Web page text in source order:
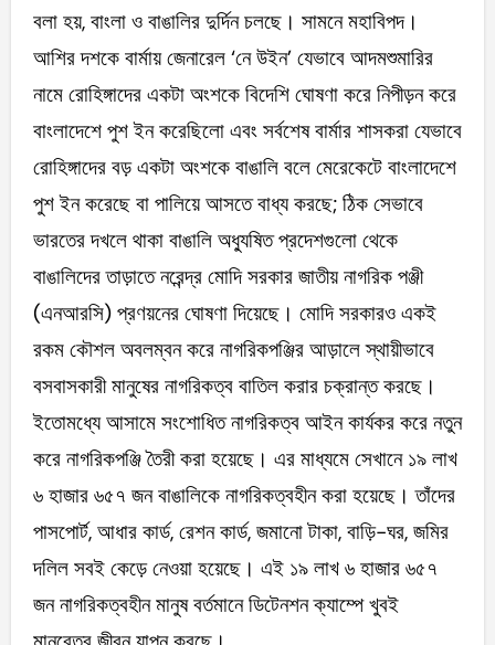
বলা হয়, বাংলা ও বাঙালির দুর্দিন চলছে। সামনে মহাবিপদ।
আশির দশকে বার্মায় জেনারেল ‘নে উইন’ যেভাবে আদমশুমারির
নামে রোহিঙ্গাদের একটা অংশকে বিদেশি ঘোষণা করে নিপীড়ন করে
বাংলাদেশে পুশ ইন করেছিলো এবং সর্বশেষ বার্মার শাসকরা যেভাবে
রোহিঙ্গাদের বড় একটা অংশকে বাঙালি বলে মেরেকেটে বাংলাদেশে
পুশ ইন করেছে বা পালিয়ে আসতে বাধ্য করছে; ঠিক সেভাবে
ভারতের দখলে থাকা বাঙালি অধ্যুষিত প্রদেশগুলো থেকে
বাঙালিদের তাড়াতে নরেন্দ্র মোদি সরকার জাতীয় নাগরিক পঞ্জী
(এনআরসি) প্রণয়নের ঘোষণা দিয়েছে। মোদি সরকারও একই
রকম কৌশল অবলম্বন করে নাগরিকপঞ্জির আড়ালে স্থায়ীভাবে
বসবাসকারী মানুষের নাগরিকত্ব বাতিল করার চক্রান্ত করছে।
ইতোমধ্যে আসামে সংশোধিত নাগরিকত্ব আইন কার্যকর করে নতুন
করে নাগরিকপঞ্জি তৈরী করা হয়েছে। এর মাধ্যমে সেখানে ১৯ লাখ
৬ হাজার ৬৫৭ জন বাঙালিকে নাগরিকত্বহীন করা হয়েছে। তাঁদের
পাসপোর্ট, আধার কার্ড, রেশন কার্ড, জমানো টাকা, বাড়ি-ঘর, জমির
দলিল সবই কেড়ে নেওয়া হয়েছে। এই ১৯ লাখ ৬ হাজার ৬৫৭
জন নাগরিকত্বহীন মানুষ বর্তমানে ডিটেনশন ক্যাম্পে খুবই